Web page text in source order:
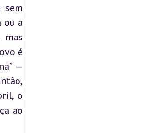
sem
ou a
é
—
o
ao